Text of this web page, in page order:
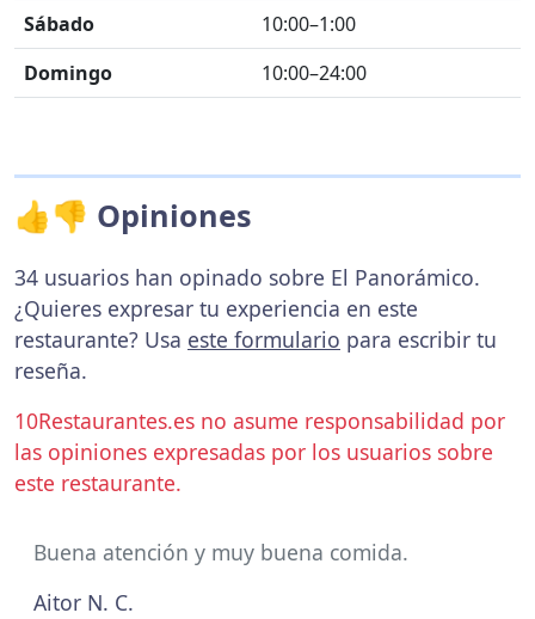
Sábado
10:00–1:00
Domingo
10:00–24:00
👍👎 Opiniones
34 usuarios han opinado sobre El Panorámico.
¿Quieres expresar tu experiencia en este
restaurante? Usa este formulario para escribir tu
reseña.
10Restaurantes.es no asume responsabilidad por
las opiniones expresadas por los usuarios sobre
este restaurante.
Buena atención y muy buena comida.
Aitor N. C.